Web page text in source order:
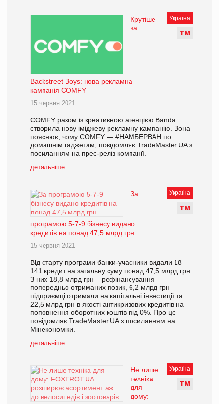
Україна
ТМ
Крутіше
за
Backstreet Boys: нова рекламна
кампанія COMFY
15 червня 2021
COMFY разом із креативною агенцією Banda
створила нову іміджеву рекламну кампанію. Вона
пояснює, чому COMFY — #НАМБЕРВАН по
домашнім гаджетам, повідомляє TradeMaster.UA з
посиланням на прес-реліз компанії.
детальніше
Україна
ТМ
За
програмою 5-7-9 бізнесу видано
кредитів на понад 47,5 млрд грн.
15 червня 2021
Від старту програми банки-учасники видали 18
141 кредит на загальну суму понад 47,5 млрд грн.
З них 18,8 млрд грн – рефінансування
попередньо отриманих позик, 6,2 млрд грн
підприємці отримали на капітальні інвестиції та
22,5 млрд грн в якості антикризових кредитів на
поповнення оборотних коштів під 0%. Про це
повідомляє TradeMaster.UA з посиланням на
Мінекономіки.
детальніше
Україна
ТМ
Не лише
техніка
для
дому: